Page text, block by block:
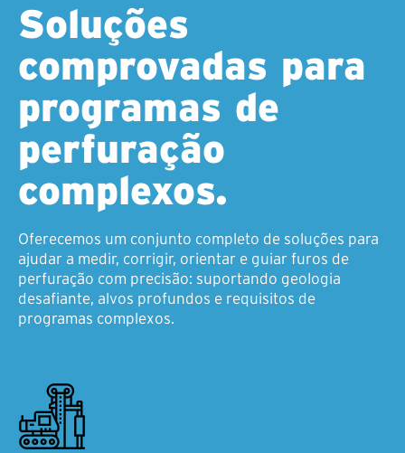
Soluções
comprovadas para
programas de
perfuração
complexos.
Oferecemos um conjunto completo de soluções para
ajudar a medir, corrigir, orientar e guiar furos de
perfuração com precisão: suportando geologia
desafiante, alvos profundos e requisitos de
programas complexos.